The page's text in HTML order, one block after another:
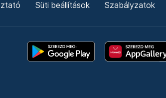
Süti beállítások Szabályzatok